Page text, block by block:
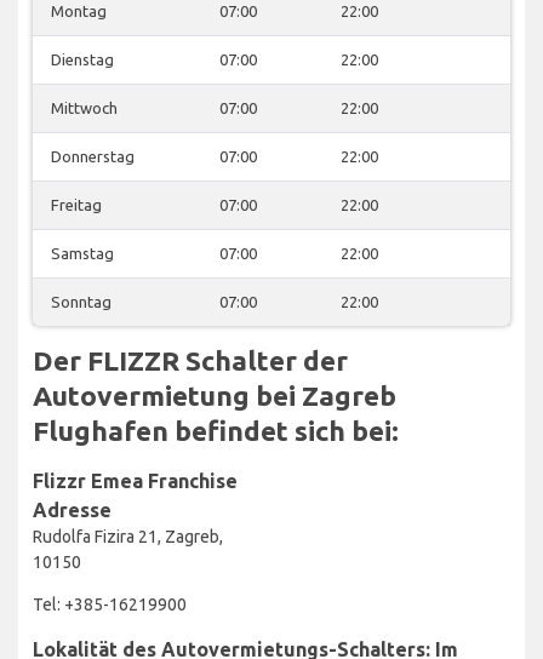
Montag 07:00 22:00
Dienstag 07:00 22:00
Mittwoch 07:00 22:00
Donnerstag 07:00 22:00
Freitag 07:00 22:00
Samstag 07:00 22:00
Sonntag 07:00 22:00
Der FLIZZR Schalter der
Autovermietung bei Zagreb
Flughafen befindet sich bei:
Flizzr Emea Franchise
Adresse
Rudolfa Fizira 21, Zagreb,
10150
Tel: +385-16219900
Lokalität des Autovermietungs-Schalters: Im